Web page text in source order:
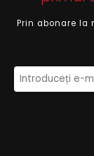
Prin abonare la